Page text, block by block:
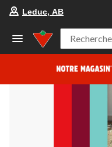
Leduc, AB
Recherche